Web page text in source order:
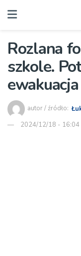
Rozlana
szkole.
ewakuacja
autor / źródło:
2024/12/18 - 16:04